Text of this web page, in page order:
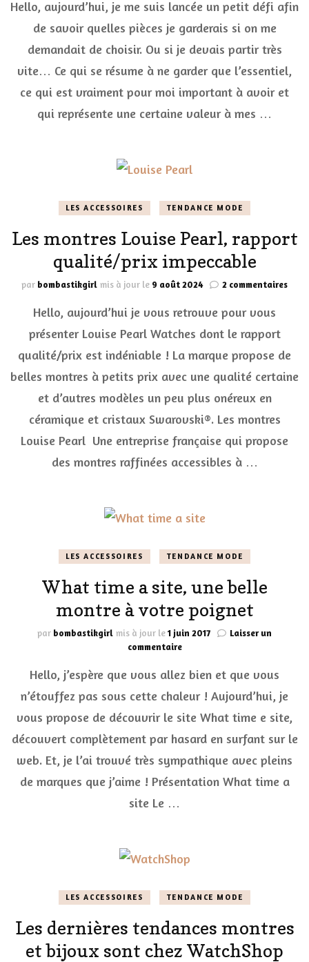
je
6
Hello, aujourd’hui, je me suis lancée un petit défi afin
de savoir quelles pièces je garderais si on me
demandait de choisir. Ou si je devais partir très
vite… Ce qui se résume à ne garder que l’essentiel,
ce qui est vraiment pour moi important à avoir et
qui représente une certaine valeur à mes …
LES ACCESSOIRES TENDANCE MODE
Les montres Louise Pearl, rapport
qualité/prix impeccable
par bombastikgirl mis à jour le 9 août 2024 2 commentairessur
Hello, aujourd’hui je vous retrouve pour vous
présenter Louise Pearl Watches dont le rapport
qualité/prix est indéniable ! La marque propose de
belles montres à petits prix avec une qualité certaine
et d’autres modèles un peu plus onéreux en
céramique et cristaux Swarovski®. Les montres
Louise Pearl Une entreprise française qui propose
des montres raffinées accessibles à …
LES ACCESSOIRES TENDANCE MODE
What time a site, une belle
montre à votre poignet
par bombastikgirl mis à jour le1 juin 2017
Laisser un
commentairesur
time
site,
une
montre
à
votre
poignet
Hello, j’espère que vous allez bien et que vous
n’étouffez pas sous cette chaleur ! Aujourd’hui, je
vous propose de découvrir le site What time e site,
découvert complètement par hasard en surfant sur le
web. Et, je l’ai trouvé très sympathique avec pleins
de marques que j’aime ! Présentation What time a
site Le …
LES ACCESSOIRES TENDANCE MODE
Les dernières tendances montres
et bijoux sont chez WatchShop